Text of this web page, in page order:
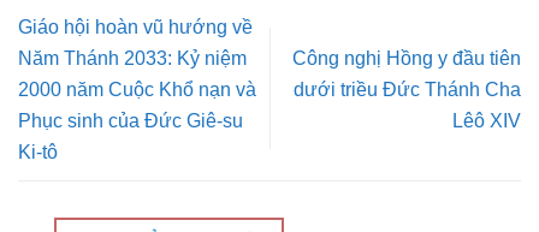
Giáo hội hoàn vũ hướng về
Năm Thánh 2033: Kỷ niệm
2000 năm Cuộc Khổ nạn và
Phục sinh của Đức Giê-su
Ki-tô
Công nghị Hồng y đầu tiên
dưới triều Đức Thánh Cha
Lêô XIV